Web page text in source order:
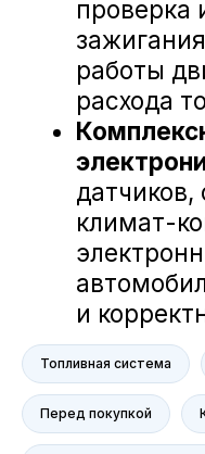
Топливная система
Перед покупкой
Mercedes-Benz
BMW
Porsche
Volkswagen
NORDCROSS
«А-ДРАЙВ»
Voyah
M-Hero
AITO SERES
Nissan
Haval
Evolute